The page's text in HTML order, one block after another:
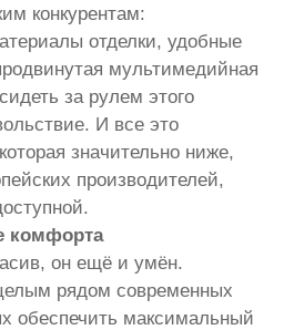
конкурентам:
отделки, удобные
мультимедийная
за рулем этого
И все это
значительно ниже,
производителей,
комфорта
он ещё и умён.
рядом современных
обеспечить максимальный